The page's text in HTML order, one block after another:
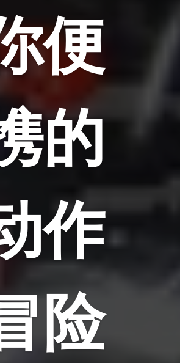
便
的
作
险